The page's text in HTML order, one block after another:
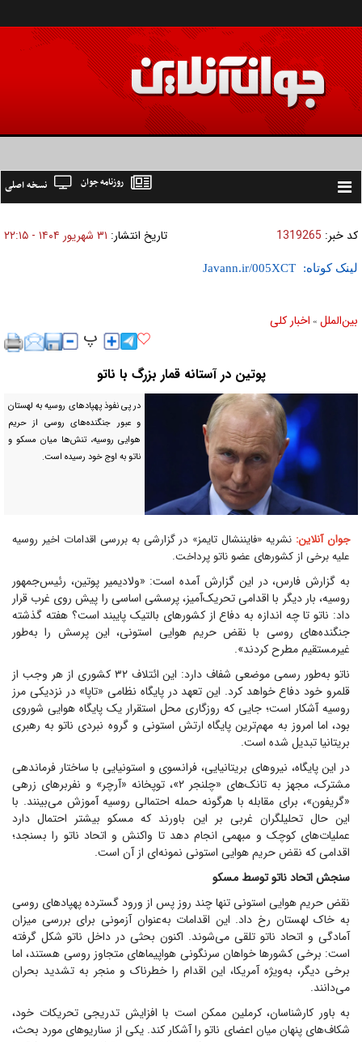
Toggle
نسخه اصلی روزنامه جوان
کد خبر: 1319265 تاریخ انتشار: ۳۱ شهريور ۱۴۰۴ - ۲۲:۱۵
لینک کوتاه:
بين‌الملل » اخبار كلی
پوتین در آستانه قمار بزرگ با ناتو
در پی نفوذ پهپاد‌های روسیه به لهستان
و عبور جنگنده‌های روسی از حریم
هوایی روسیه، تنش‌ها میان مسکو و
ناتو به اوج خود رسیده است.
جوان آنلاین: نشریه «فایننشال تایمز» در گزارشی به بررسی اقدامات اخیر روسیه
علیه برخی از کشور‌های عضو ناتو پرداخت.
به گزارش فارس، در این گزارش آمده است: «ولادیمیر پوتین، رئیس‌جمهور
روسیه، بار دیگر با اقدامی تحریک‌آمیز، پرسشی اساسی را پیش روی غرب قرار
داد: ناتو تا چه اندازه به دفاع از کشور‌های بالتیک پایبند است؟ هفته گذشته
جنگنده‌های روسی با نقض حریم هوایی استونی، این پرسش را به‌طور
غیرمستقیم مطرح کردند».
ناتو به‌طور رسمی موضعی شفاف دارد: این ائتلاف ۳۲ کشوری از هر وجب از
قلمرو خود دفاع خواهد کرد. این تعهد در پایگاه نظامی «تاپا» در نزدیکی مرز
روسیه آشکار است؛ جایی که روزگاری محل استقرار یک پایگاه هوایی شوروی
بود، اما امروز به مهم‌ترین پایگاه ارتش استونی و گروه نبردی ناتو به رهبری
بریتانیا تبدیل شده است.
در این پایگاه، نیرو‌های بریتانیایی، فرانسوی و استونیایی با ساختار فرماندهی
مشترک، مجهز به تانک‌های «چلنجر ۲»، توپخانه «آرچر» و نفربر‌های زرهی
«گریفون»، برای مقابله با هرگونه حمله احتمالی روسیه آموزش می‌بینند. با
این حال تحلیلگران غربی بر این باورند که مسکو بیشتر احتمال دارد
عملیات‌های کوچک و مبهمی انجام دهد تا واکنش و اتحاد ناتو را بسنجد؛
اقدامی که نقض حریم هوایی استونی نمونه‌ای از آن است.
سنجش اتحاد ناتو توسط مسکو
نقض حریم هوایی استونی تنها چند روز پس از ورود گسترده پهپاد‌های روسی
به خاک لهستان رخ داد. این اقدامات به‌عنوان آزمونی برای بررسی میزان
آمادگی و اتحاد ناتو تلقی می‌شوند. اکنون بحثی در داخل ناتو شکل گرفته
است: برخی کشور‌ها خواهان سرنگونی هواپیما‌های متجاوز روسی هستند، اما
برخی دیگر، به‌ویژه آمریکا، این اقدام را خطرناک و منجر به تشدید بحران
می‌دانند.
به باور کارشناسان، کرملین ممکن است با افزایش تدریجی تحریکات خود،
شکاف‌های پنهان میان اعضای ناتو را آشکار کند. یکی از سناریو‌های مورد بحث،